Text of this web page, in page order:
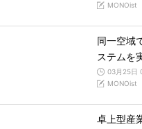
MONOist
同一空域
ステムを
03月25日
MONOist
卓上型産